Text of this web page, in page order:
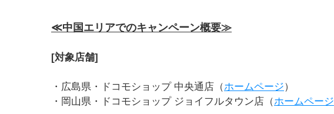
≪中国エリアでのキャンペーン概要≫
[対象店舗]
・広島県・ドコモショップ 中央通店（ホームページ）
・岡山県・ドコモショップ ジョイフルタウン店（ホームページ